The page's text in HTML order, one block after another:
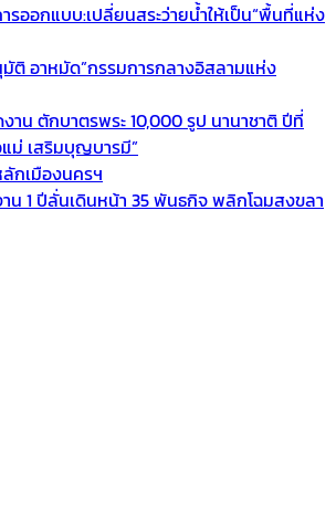
รออกแบบ:เปลี่ยนสระว่ายน้ำให้เป็น“พื้นที่แห่ง
มัติ อาหมัด”กรรมการกลางอิสลามแห่ง
าน ตักบาตรพระ 10,000 รูป นานาชาติ ปีที่
ม่ เสริมบุญบารมี”
กเมืองนครฯ
น 1 ปีลั่นเดินหน้า 35 พันธกิจ พลิกโฉมสงขลา